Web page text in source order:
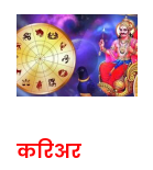
करिअर